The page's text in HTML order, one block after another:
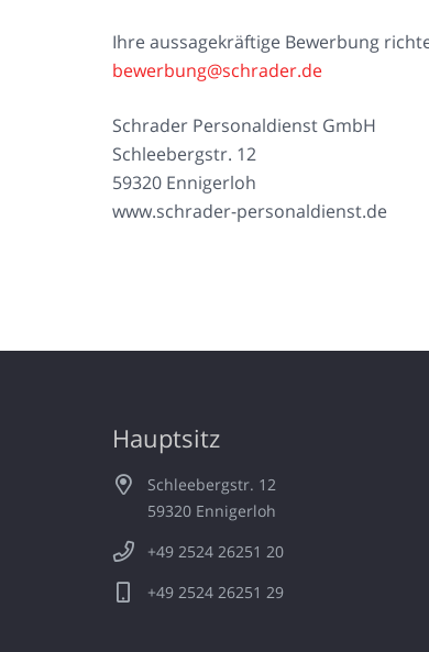
Ihre aussagekräftige Bewerbung
bewerbung@schrader.de
Schrader Personaldienst GmbH
Schleebergstr. 12
59320 Ennigerloh
www.schrader-personaldienst.de
Hauptsitz
Schleebergstr. 12
59320 Ennigerloh
+49 2524 26251 20
+49 2524 26251 29